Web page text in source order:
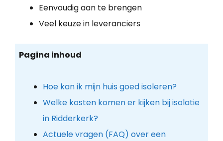
Eenvoudig aan te brengen
Veel keuze in leveranciers
Pagina inhoud
Hoe kan ik mijn huis goed isoleren?
Welke kosten komen er kijken bij isolatie
in Ridderkerk?
Actuele vragen (FAQ) over een